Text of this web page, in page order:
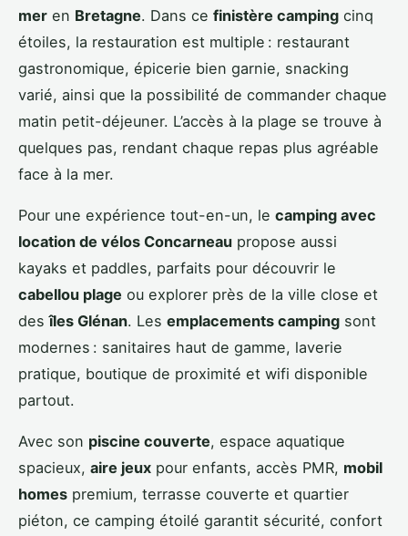
mer en Bretagne. Dans ce finistère camping cinq
étoiles, la restauration est multiple : restaurant
gastronomique, épicerie bien garnie, snacking
varié, ainsi que la possibilité de commander chaque
matin petit-déjeuner. L’accès à la plage se trouve à
quelques pas, rendant chaque repas plus agréable
face à la mer.
Pour une expérience tout-en-un, le camping avec
location de vélos Concarneau propose aussi
kayaks et paddles, parfaits pour découvrir le
cabellou plage ou explorer près de la ville close et
desîles Glénan. Les emplacements camping sont
modernes : sanitaires haut de gamme, laverie
pratique, boutique de proximité et wifi disponible
partout.
Avec son piscine couverte, espace aquatique
spacieux, aire jeux pour enfants, accès PMR, mobil
homes premium, terrasse couverte et quartier
piéton, ce camping étoilé garantit sécurité, confort